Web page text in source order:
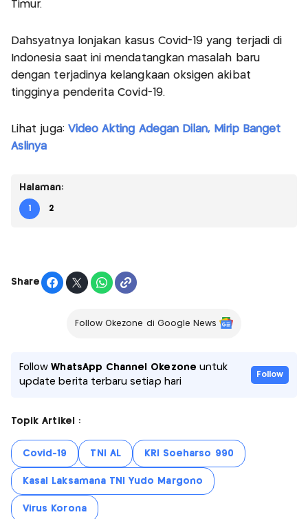
Timur.
Dahsyatnya lonjakan kasus Covid-19 yang terjadi di
Indonesia saat ini mendatangkan masalah baru
dengan terjadinya kelangkaan oksigen akibat
tingginya penderita Covid-19.
Lihat juga: Video Akting Adegan Dilan, Mirip Banget
Aslinya
Halaman:
1 2
Share
Follow Okezone di Google News
FollowWhatsApp Channel Okezone untuk
update berita terbaru setiap hari
Follow
Topik Artikel :
Covid-19 TNI AL KRI Soeharso 990
Kasal Laksamana TNI Yudo Margono
Virus Korona